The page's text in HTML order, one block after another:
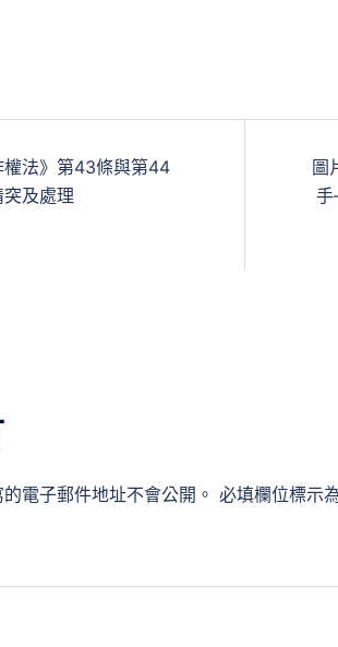
權法》第43條與第44
及處理
圖
手
電子郵件地址不會公開。 必填欄位標示